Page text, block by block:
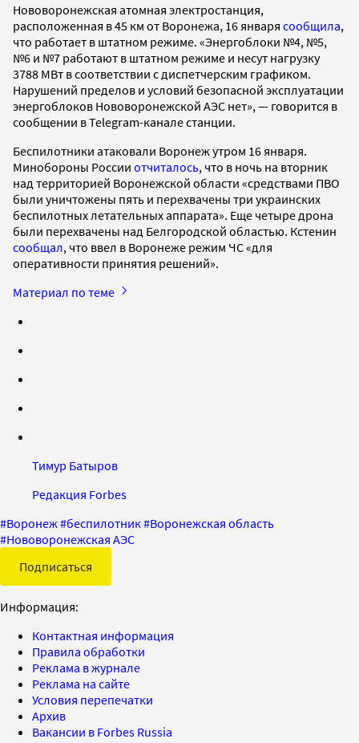
Нововоронежская атомная электростанция,
расположенная в 45 км от Воронежа, 16 января сообщила,
что работает в штатном режиме. «Энергоблоки №4, №5,
№6 и №7 работают в штатном режиме и несут нагрузку
3788 МВт в соответствии с диспетчерским графиком.
Нарушений пределов и условий безопасной эксплуатации
энергоблоков Нововоронежской АЭС нет», — говорится в
сообщении в Telegram-канале станции.
Беспилотники атаковали Воронеж утром 16 января.
Минобороны России отчиталось, что в ночь на вторник
над территорией Воронежской области «средствами ПВО
были уничтожены пять и перехвачены три украинских
беспилотных летательных аппарата». Еще четыре дрона
были перехвачены над Белгородской областью. Кстенин
сообщал, что ввел в Воронеже режим ЧС «для
оперативности принятия решений».
Материал по теме
Тимур Батыров
Редакция Forbes
#Воронеж#беспилотник#Воронежская область
#Нововоронежская АЭС
Подписаться
Информация:
Контактная информация
Правила обработки
Реклама в журнале
Реклама на сайте
Условия перепечатки
Архив
Вакансии в Forbes Russia